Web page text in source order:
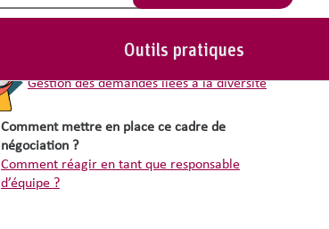
Outils pratiques
Gestion des demandes liées à la diversité
Comment mettre en place ce cadre de
négociation ?
Comment réagir en tant que responsable
d’équipe ?